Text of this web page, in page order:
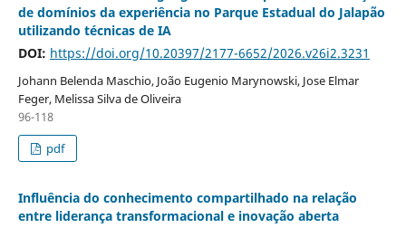
de domínios da experiência no Parque Estadual do Jalapão
utilizando técnicas de IA
DOI: https://doi.org/10.20397/2177-6652/2026.v26i2.3231
Johann Belenda Maschio, João Eugenio Marynowski, Jose Elmar
Feger, Melissa Silva de Oliveira
96-118
pdf
Influência do conhecimento compartilhado na relação
entre liderança transformacional e inovação aberta